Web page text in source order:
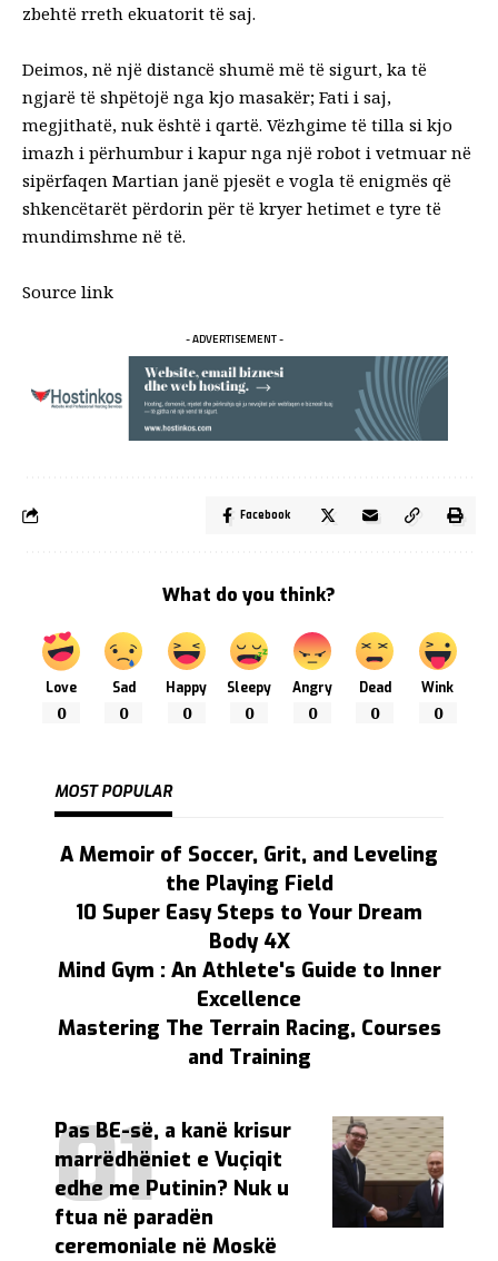
zbehtë rreth ekuatorit të saj.
Deimos, në një distancë shumë më të sigurt, ka të
ngjarë të shpëtojë nga kjo masakër; Fati i saj,
megjithatë, nuk është i qartë. Vëzhgime të tilla si kjo
imazh i përhumbur i kapur nga një robot i vetmuar në
sipërfaqen Martian janë pjesët e vogla të enigmës që
shkencëtarët përdorin për të kryer hetimet e tyre të
mundimshme në të.
Source link
- ADVERTISEMENT -
Facebook
What do you think?
Love
0
Sad
0
Happy
0
Sleepy
0
Angry
0
Dead
0
Wink
0
MOST POPULAR
A Memoir of Soccer, Grit, and Leveling
the Playing Field
10 Super Easy Steps to Your Dream
Body 4X
Mind Gym : An Athlete's Guide to Inner
Excellence
Mastering The Terrain Racing, Courses
and Training
Pas BE-së, a kanë krisur
marrëdhëniet e Vuçiqit
edhe me Putinin? Nuk u
ftua në paradën
ceremoniale në Moskë